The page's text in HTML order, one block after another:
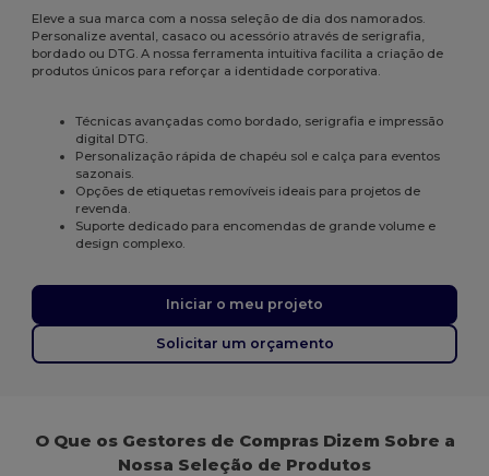
Eleve a sua marca com a nossa seleção de dia dos namorados.
Personalize avental, casaco ou acessório através de serigrafia,
bordado ou DTG. A nossa ferramenta intuitiva facilita a criação de
produtos únicos para reforçar a identidade corporativa.
Técnicas avançadas como bordado, serigrafia e impressão
digital DTG.
Personalização rápida de chapéu sol e calça para eventos
sazonais.
Opções de etiquetas removíveis ideais para projetos de
revenda.
Suporte dedicado para encomendas de grande volume e
design complexo.
Iniciar o meu projeto
Solicitar um orçamento
O Que os Gestores de Compras Dizem Sobre a
Nossa Seleção de Produtos